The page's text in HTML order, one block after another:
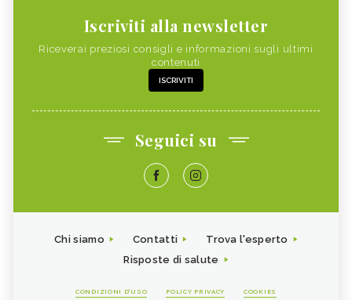
Iscriviti alla newsletter
Riceverai preziosi consigli e informazioni sugli ultimi
contenuti
ISCRIVITI
Seguici su
Chi siamo Contatti
Trova l'esperto
Risposte di salute
CONDIZIONI D'USO POLICY PRIVACY COOKIES